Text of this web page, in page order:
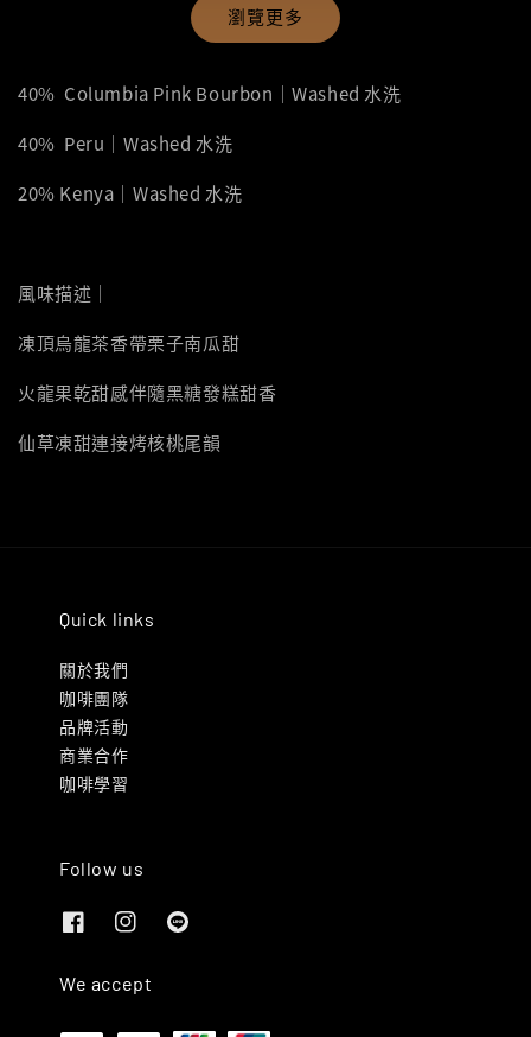
瀏覽更多
40% Columbia Pink Bourbon｜Washed 水洗
40% Peru｜Washed 水洗
20% Kenya｜Washed 水洗
風味描述｜
凍頂烏龍茶香帶栗子南瓜甜
火龍果乾甜感伴隨黑糖發糕甜香
仙草凍甜連接烤核桃尾韻
Quick links
關於我們
咖啡團隊
品牌活動
商業合作
咖啡學習
Follow us
We accept